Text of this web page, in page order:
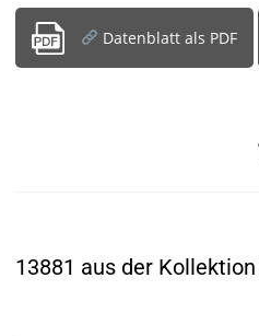
Datenblatt als PDF
13881 aus der